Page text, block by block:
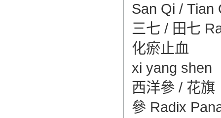
San Qi / Tian
三七 / 田七
化瘀止血
xi yang shen
西洋參 / 花旗
參 Radix